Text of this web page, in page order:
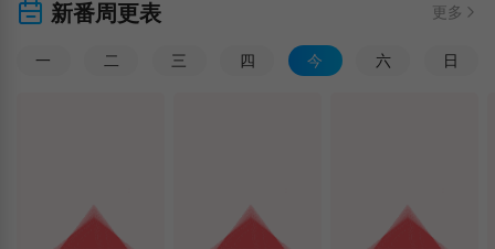
新番周更表 更多
一 二 三 四 今 六 日